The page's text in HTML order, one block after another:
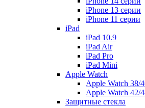
iPhone 13 серии
iPhone 11 серии
iPad
iPad 10.9
iPad Air
iPad Pro
iPad Mini
Apple Watch
Apple Watch 38/
Apple Watch 42/
Защитные стекла